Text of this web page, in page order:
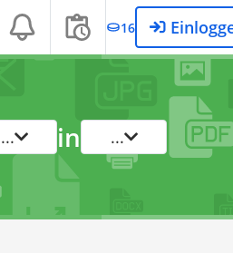
16
... in ...